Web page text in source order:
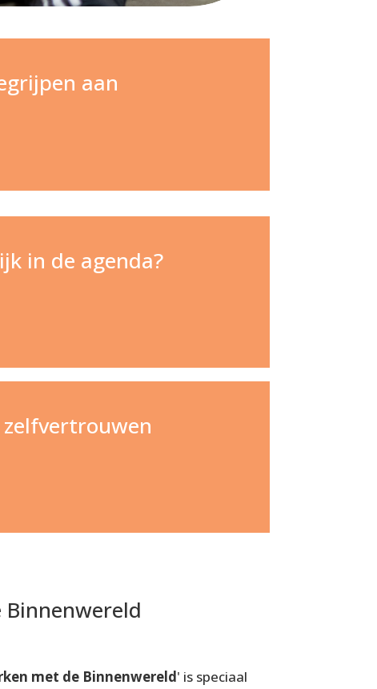
aan
in de agenda?
met de Binnenwereld' is speciaal